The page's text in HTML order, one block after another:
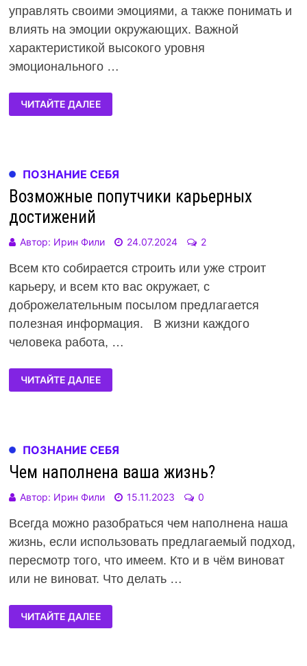
управлять своими эмоциями, а также понимать и
влиять на эмоции окружающих. Важной
характеристикой высокого уровня
эмоционального …
ЧИТАЙТЕ ДАЛЕЕ
ПОЗНАНИЕ СЕБЯ
Возможные попутчики карьерных
достижений
Автор: Ирин Фили 24.07.2024 2
Всем кто собирается строить или уже строит
карьеру, и всем кто вас окружает, с
доброжелательным посылом предлагается
полезная информация. В жизни каждого
человека работа, …
ЧИТАЙТЕ ДАЛЕЕ
ПОЗНАНИЕ СЕБЯ
Чем наполнена ваша жизнь?
Автор: Ирин Фили 15.11.2023 0
Всегда можно разобраться чем наполнена наша
жизнь, если использовать предлагаемый подход,
пересмотр того, что имеем. Кто и в чём виноват
или не виноват. Что делать …
ЧИТАЙТЕ ДАЛЕЕ